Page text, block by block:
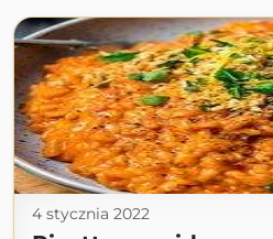
4 stycznia 2022